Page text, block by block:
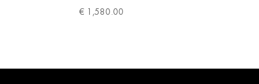
€ 1,580.00